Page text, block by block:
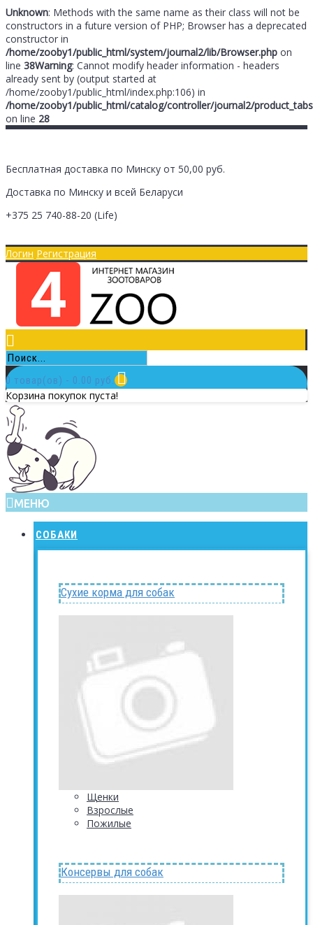
Unknown: Methods with the same name as their class will not be
constructors in a future version of PHP; Browser has a deprecated
constructor in
/home/zooby1/public_html/system/journal2/lib/Browser.php on
line 38Warning: Cannot modify header information - headers
already sent by (output started at
/home/zooby1/public_html/index.php:106) in
/home/zooby1/public_html/catalog/controller/journal2/
on line 28
Бесплатная доставка по Минску от 50,00 руб.
Доставка по Минску и всей Беларуси
+375 25 740-88-20 (Life)
Логин Регистрация
0 товар(ов) - 0.00 руб.
Корзина покупок пуста!
МЕНЮ
СОБАКИ
Сухие корма для собак
Щенки
Взрослые
Пожилые
Консервы для собак